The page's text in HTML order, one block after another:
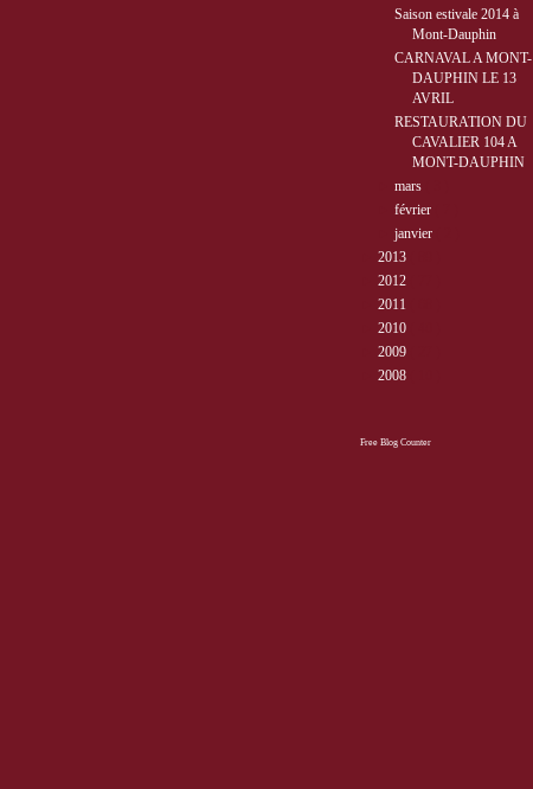
Saison estivale 2014 à
Mont-Dauphin
CARNAVAL A MONT-
DAUPHIN LE 13
AVRIL
RESTAURATION DU
CAVALIER 104 A
MONT-DAUPHIN
mars
février
janvier
2013
2012
2011
2010
2009
2008
Free Blog Counter